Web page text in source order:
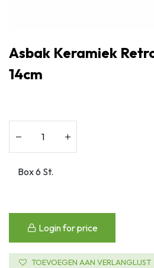
Asbak Keramiek
14cm
Login for price
TOEVOEGEN AAN VERLANGLIJST